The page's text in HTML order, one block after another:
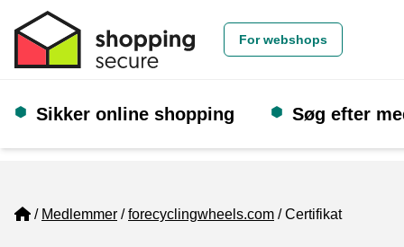
For webshops
Sikker online shopping Søg efter
Home
Medlemmer forecyclingwheels.com Certifikat